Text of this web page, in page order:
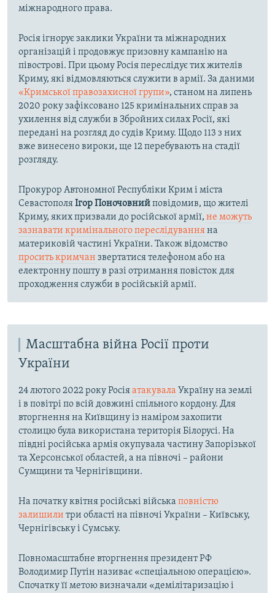
міжнародного права.
Росія ігнорує заклики України та міжнародних
організацій і продовжує призовну кампанію на
півострові. При цьому Росія переслідує тих жителів
Криму, які відмовляються служити в армії. За даними
«Кримської правозахисної групи», станом на липень
2020 року зафіксовано 125 кримінальних справ за
ухилення від служби в Збройних силах Росії, які
передані на розгляд до судів Криму. Щодо 113 з них
вже винесено вироки, ще 12 перебувають на стадії
розгляду.
Прокурор Автономної Республіки Крим і міста
СевастополяІгор Поночовнийповідомив, що жителі
Криму, яких призвали до російської армії, не можуть
зазнавати кримінального переслідуванняна
материковій частині України. Також відомство
просить кримчан звертатися телефоном або на
електронну пошту в разі отримання повісток для
проходження служби в російській армії.
Масштабна війна Росії проти
України
24 лютого 2022 року Росіяатакувала Україну на землі
і в повітрі по всій довжині спільного кордону. Для
вторгнення на Київщину із наміром захопити
столицю була використана територія Білорусі. На
півдні російська армія окупувала частину Запорізької
та Херсонської областей, а на півночі – райони
Сумщини та Чернігівщини.
На початку квітня російські війська повністю
залишили три області на півночі України – Київську,
Чернігівську і Сумську.
Повномасштабне вторгнення президент РФ
Володимир Путін називає «спеціальною операцією».
Спочатку її метою визначали «демілітаризацію і